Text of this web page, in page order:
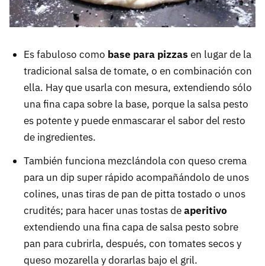
Es fabuloso como base para pizzas en lugar de la
tradicional salsa de tomate, o en combinación con
ella. Hay que usarla con mesura, extendiendo sólo
una fina capa sobre la base, porque la salsa pesto
es potente y puede enmascarar el sabor del resto
de ingredientes.
También funciona mezclándola con queso crema
para un dip super rápido acompañándolo de unos
colines, unas tiras de pan de pitta tostado o unos
crudités; para hacer unas tostas deaperitivo
extendiendo una fina capa de salsa pesto sobre
pan para cubrirla, después, con tomates secos y
queso mozarella y dorarlas bajo el gril.